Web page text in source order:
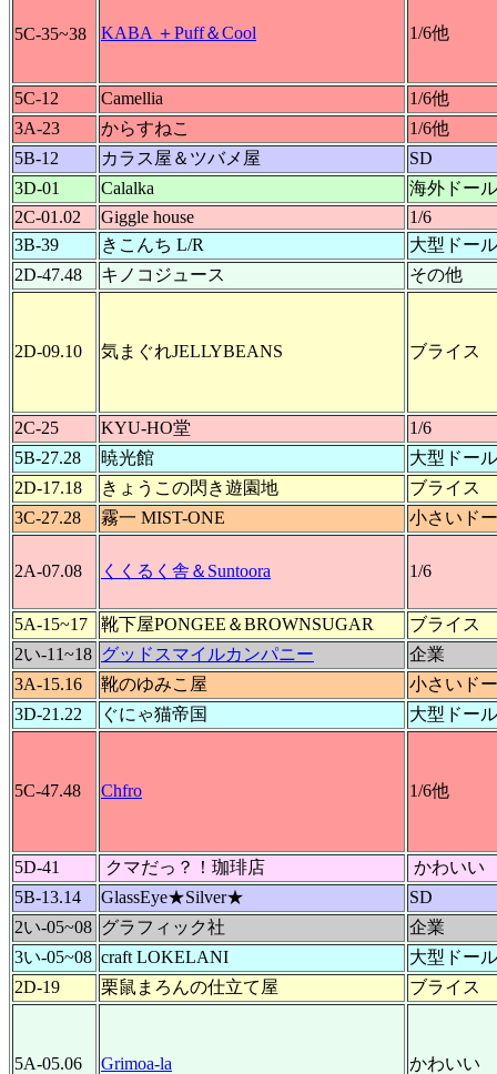
5C-35~38 KABA ＋Puff＆Cool 1/6他
5C-12 Camellia
1/6他
3A-23
からすねこ
1/6他
5B-12
カラス屋＆ツバメ屋
SD
3D-01
Calalka
海外ドール
2C-01.02
Giggle house
1/6
3B-39
きこんち L/R
大型ドール
2D-47.48
キノコジュース その他
2D-09.10 気まぐれJELLYBEANS ブライス
2C-25 KYU-HO堂
1/6
5B-27.28
暁光館
大型ドール
2D-17.18
きょうこの閃き遊園地
ブライス
3C-27.28
霧一 MIST-ONE 小さいド
2A-07.08 くくるく舎＆Suntoora 1/6
5A-15~17 靴下屋PONGEE＆BROWNSUGAR
ブライス
2い-11~18 グッドスマイルカンパニー
企業
3A-15.16
靴のゆみこ屋
小さいド
3D-21.22
ぐにゃ猫帝国 大型ドール
5C-47.48 Chfro 1/6他
5D-41 クマだっ？！珈琲店
かわいい
5B-13.14
GlassEye★Silver★
SD
2い-05~08 グラフィック社
企業
3い-05~08 craft LOKELANI
大型ドール
2D-19
栗鼠まろんの仕立て屋 ブライス
5A-05.06 Grimoa-la かわいい